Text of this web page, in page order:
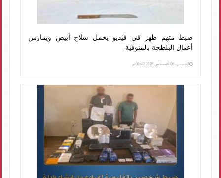
ضبط متهم ظهر في فيديو يحمل سلاح أبيض ويمارس
أعمال البلطجة بالمنوفية
الخميس، 06 أغسطس 2026 01:42 م